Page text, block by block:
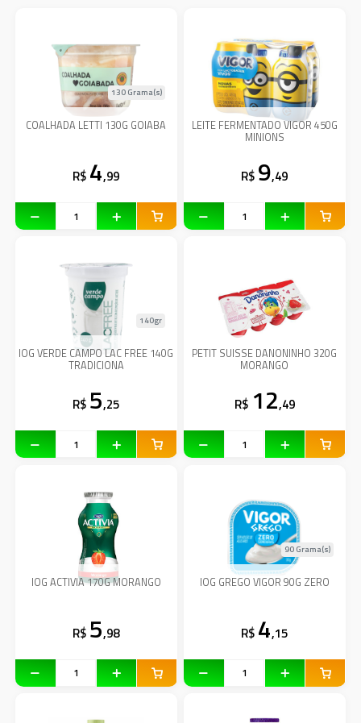
COALHADA LETTI 130G GOIABA
130 Grama(s)
R$ 4,99
LEITE FERMENTADO VIGOR 450G
MINIONS
R$ 9,49
IOG VERDE CAMPO LAC FREE 140G
TRADICIONA
140gr
R$ 5,25
PETIT SUISSE DANONINHO 320G
MORANGO
R$ 12,49
IOG ACTIVIA 170G MORANGO
R$ 5,98
IOG GREGO VIGOR 90G ZERO
90 Grama(s)
R$ 4,15